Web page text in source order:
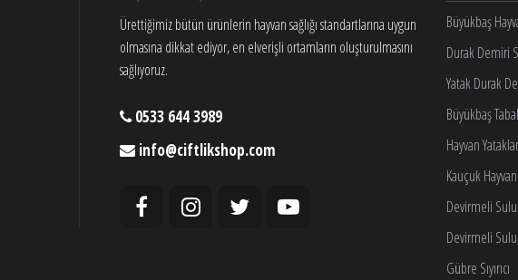
Ürettiğimiz bütün ürünlerin hayvan sağlığı standartlarına uygun
olmasına dikkat ediyor, en elverişli ortamların oluşturulmasını
sağlıyoruz.
0533 644 3989
info@ciftlikshop.com
Büyükbaş
Durak Demiri
Yatak Durak
Büyükbaş
Hayvan
Kauçuk Hayvan
Devirmeli
Devirmeli
Gübre Sıyırıcı